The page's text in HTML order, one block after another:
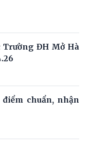
Trường ĐH Mở Hà
chuẩn, nhận